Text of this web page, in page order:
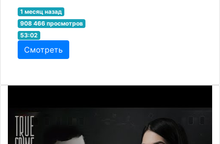
1 месяц назад
908 466 просмотров
53:02
Смотреть